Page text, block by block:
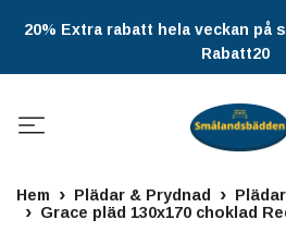
20% Extra rabatt hela veckan på
Rabatt20
Hem Plädar & Prydnad
Plädar
Grace pläd 130x170 choklad